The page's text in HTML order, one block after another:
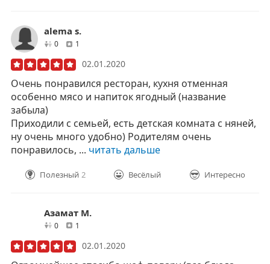
alema s.
0друзей1
02.01.2020
Очень понравился ресторан, кухня отменная
особенно мясо и напиток ягодный (название
забыла)
Приходили с семьей, есть детская комната с няней,
ну очень много удобно) Родителям очень
понравилось, ... читать дальше
Полезный 2 Весёлый Интересно
Азамат М.
0друзей1
02.01.2020